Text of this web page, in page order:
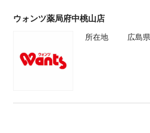
ウォンツ薬局府中桃山店
所在地 広島